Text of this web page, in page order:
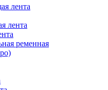
лента
лента
ременная